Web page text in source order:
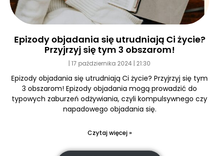
Epizody objadania się utrudniają Ci życie?
Przyjrzyj się tym 3 obszarom!
17 października 2024 21:30
Epizody objadania się utrudniają Ci życie? Przyjrzyj się tym
3 obszarom! Epizody objadania mogą prowadzić do
typowych zaburzeń odżywiania, czyli kompulsywnego czy
napadowego objadania się.
Czytaj więcej »